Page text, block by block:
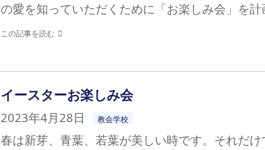
の愛を知っていただくために「お楽しみ会」を
この記事を読む
イースターお楽しみ会
2023年4月28日 教会学校
春は新芽、青葉、若葉が美しい時です。それだ